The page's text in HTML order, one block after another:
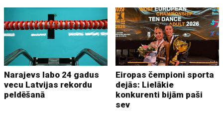
Narajevs labo 24 gadus
vecu Latvijas rekordu
peldēšanā
Eiropas čempioni sporta
dejās: Lielākie
konkurenti bijām paši
sev